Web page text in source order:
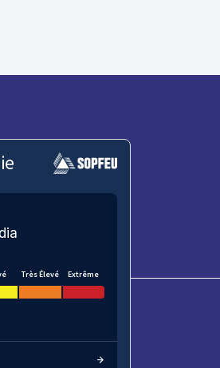
Très Élevé Extrême